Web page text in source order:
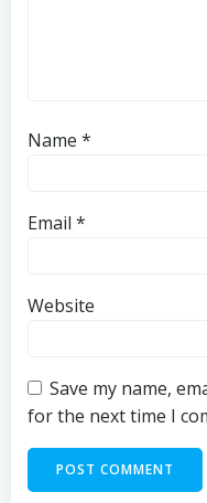
Name *
Email *
Website
Save my name,
for the next time I